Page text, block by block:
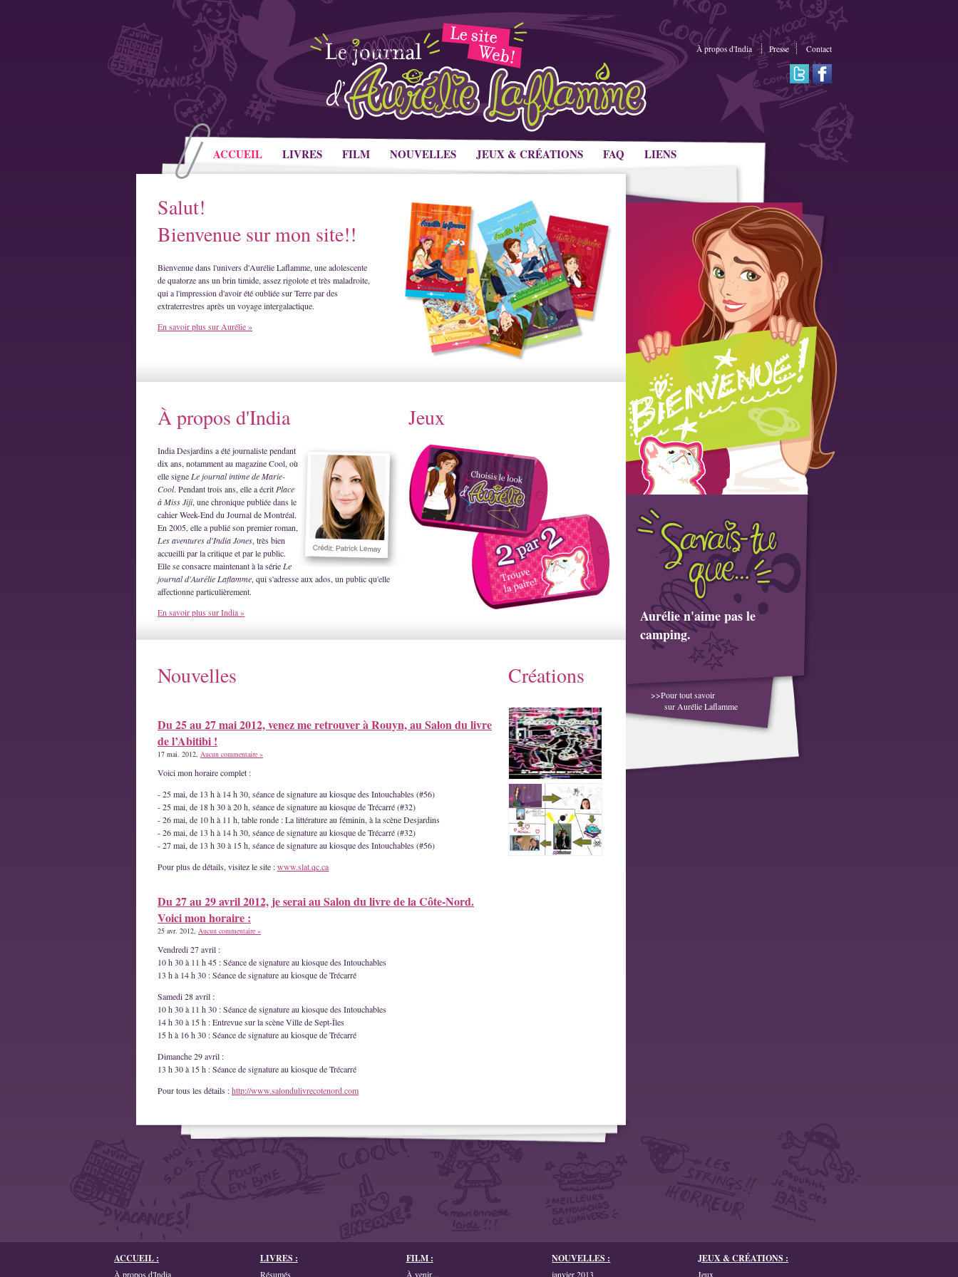
ACCUEIL LIVRES FILM NOUVELLES JEUX & CRÉATIONS FAQ LIENS
À propos d'India Presse Contact
Salut!
Bienvenue sur mon site!!
Bienvenue dans l'univers d'Aurélie Laflamme, une adolescente
de quatorze ans un brin timide, assez rigolote et très maladroite,
qui a l'impression d'avoir été oubliée sur Terre par des
extraterrestres après un voyage intergalactique.
En savoir plus sur Aurélie »
À propos d'India
India Desjardins a été journaliste pendant
dix ans, notamment au magazine Cool, où
elle signe Le journal intime de Marie-
Cool. Pendant trois ans, elle a écrit Place
à Miss Jiji, une chronique publiée dans le
cahier Week-End du Journal de Montréal.
En 2005, elle a publié son premier roman,
Les aventures d'India Jones, très bien
accueilli par la critique et par le public.
Elle se consacre maintenant à la série Le
journal d'Aurélie Laflamme, qui s'adresse aux ados, un public qu'elle
affectionne particulièrement.
En savoir plus sur India »
Jeux
Nouvelles
Du 25 au 27 mai 2012, venez me retrouver à Rouyn, au Salon du livre
de l’Abitibi !
17 mai. 2012, Aucun commentaire »
Voici mon horaire complet :
- 25 mai, de 13 h à 14 h 30, séance de signature au kiosque des Intouchables (#56)
- 25 mai, de 18 h 30 à 20 h, séance de signature au kiosque de Trécarré (#32)
- 26 mai, de 10 h à 11 h, table ronde : La littérature au féminin, à la scène Desjardins
- 26 mai, de 13 h à 14 h 30, séance de signature au kiosque de Trécarré (#32)
- 27 mai, de 13 h 30 à 15 h, séance de signature au kiosque des Intouchables (#56)
Pour plus de détails, visitez le site :www.slat.qc.ca
Du 27 au 29 avril 2012, je serai au Salon du livre de la Côte-Nord.
Voici mon horaire :
25 avr. 2012, Aucun commentaire »
Vendredi 27 avril :
10 h 30 à 11 h 45 : Séance de signature au kiosque des Intouchables
13 h à 14 h 30 : Séance de signature au kiosque de Trécarré
Samedi 28 avril :
10 h 30 à 11 h 30 : Séance de signature au kiosque des Intouchables
14 h 30 à 15 h : Entrevue sur la scène Ville de Sept-Îles
15 h à 16 h 30 : Séance de signature au kiosque de Trécarré
Dimanche 29 avril :
13 h 30 à 15 h : Séance de signature au kiosque de Trécarré
Pour tous les détails :http://www.salondulivrecotenord.com
Créations
Aurélie n'aime pas le
camping.
>>Pour tout savoir
sur Aurélie Laflamme
ACCUEIL :
À propos d'India
LIVRES :
Résumés
FILM :
À venir...
NOUVELLES :
janvier 2013
JEUX & CRÉATIONS :
Jeux